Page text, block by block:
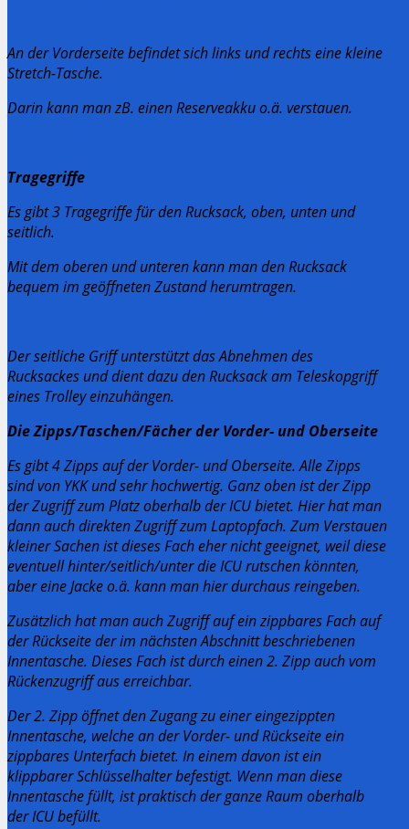
An der Vorderseite befindet sich links und rechts eine kleine
Stretch-Tasche.
Darin kann man zB. einen Reserveakku o.ä. verstauen.
Tragegriffe
Es gibt 3 Tragegriffe für den Rucksack, oben, unten und
seitlich.
Mit dem oberen und unteren kann man den Rucksack
bequem im geöffneten Zustand herumtragen.
Der seitliche Griff unterstützt das Abnehmen des
Rucksackes und dient dazu den Rucksack am Teleskopgriff
eines Trolley einzuhängen.
Die Zipps/Taschen/Fächer der Vorder- und Oberseite
Es gibt 4 Zipps auf der Vorder- und Oberseite. Alle Zipps
sind von YKK und sehr hochwertig. Ganz oben ist der Zipp
der Zugriff zum Platz oberhalb der ICU bietet. Hier hat man
dann auch direkten Zugriff zum Laptopfach. Zum Verstauen
kleiner Sachen ist dieses Fach eher nicht geeignet, weil diese
eventuell hinter/seitlich/unter die ICU rutschen könnten,
aber eine Jacke o.ä. kann man hier durchaus reingeben.
Zusätzlich hat man auch Zugriff auf ein zippbares Fach auf
der Rückseite der im nächsten Abschnitt beschriebenen
Innentasche. Dieses Fach ist durch einen 2. Zipp auch vom
Rückenzugriff aus erreichbar.
Der 2. Zipp öffnet den Zugang zu einer eingezippten
Innentasche, welche an der Vorder- und Rückseite ein
zippbares Unterfach bietet. In einem davon ist ein
klippbarer Schlüsselhalter befestigt. Wenn man diese
Innentasche füllt, ist praktisch der ganze Raum oberhalb
der ICU befüllt.